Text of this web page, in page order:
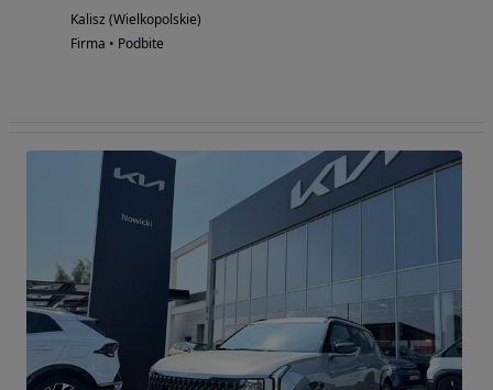
Kalisz (Wielkopolskie)
Firma • Podbite